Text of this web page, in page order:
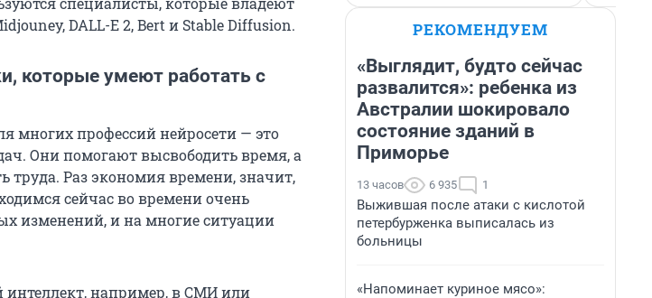
DALL-E 2, Bert и Stable Diffusion.
которые умеют работать с
многих профессий нейросети — это
Они помогают высвободить время, а
труда. Раз экономия времени, значит,
сейчас во времени очень
изменений, и на многие ситуации
например, в СМИ или
РЕКОМЕНДУЕМ
«Выглядит, будто сейчас
развалится»: ребенка из
Австралии шокировало
состояние зданий в
Приморье
13 часов 6 935 1
Выжившая после атаки с кислотой
петербурженка выписалась из
больницы
«Напоминает куриное мясо»: